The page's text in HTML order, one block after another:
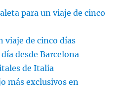
para un viaje de cinco
viaje de cinco días
desde Barcelona
de Italia
más exclusivos en